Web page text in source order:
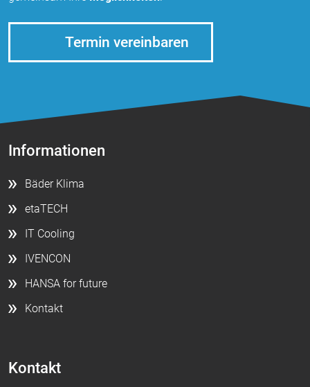
Termin vereinbaren
Informationen
Bäder Klima
etaTECH
IT Cooling
IVENCON
HANSA for future
Kontakt
Kontakt